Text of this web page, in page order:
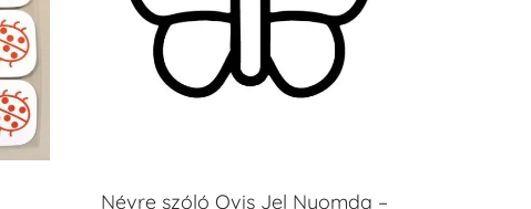
Névre szóló Ovis Jel Nyomda –